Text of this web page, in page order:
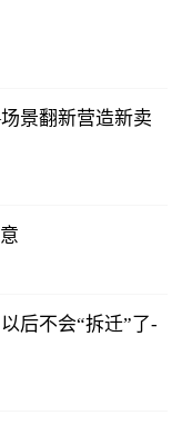
景翻新营造新卖
后不会“拆迁”了-